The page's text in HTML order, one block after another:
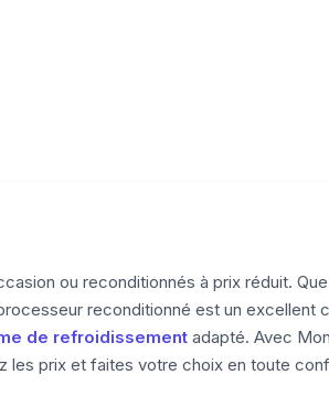
ou reconditionnés à prix réduit.
reconditionné est un excellent
de refroidissement adapté. Avec
les prix et faites votre choix en toute